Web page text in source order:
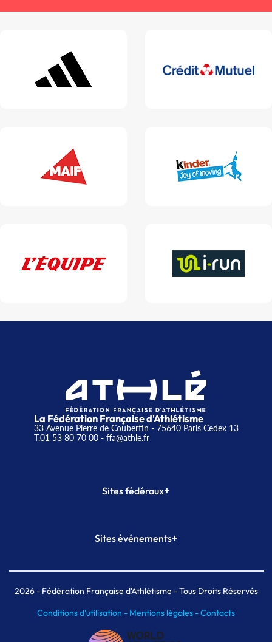
La Fédération Française d'Athlétisme
33 Avenue Pierre de Coubertin - 75640 Paris Cedex 13
T.01 53 80 70 00- ffa@athle.fr
Sites fédéraux+
Plateforme Formation
Sites événements+
Meeting de Paris indoor
MAIF Ekiden de Paris
2026- Fédération Française d'Athlétisme - Tous Droits Réservés
Conditions d'utilisation - Mentions légales -Contacts